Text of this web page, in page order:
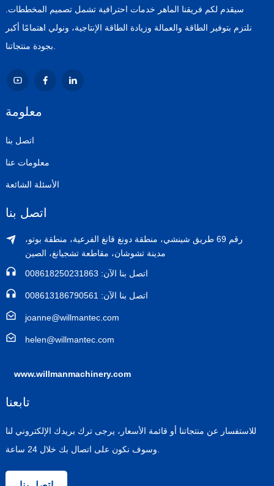
سيقدم لكم فريقنا الماهر خدمات احترافية تشمل تصميم المخططات.
نلتزم بتوفير الطاقة والعمالة وزيادة الطاقة الإنتاجية، ونولي اهتمامًا أكبر
معلومة
اتصل بنا
معلومات عنا
الأسئلة الشائعة
اتصل بنا
رقم 69 طريق شينشي، منطقة دونغ قانغ الفرعية، منطقة بوتو،
مدينة تشوشان، مقاطعة تشجيانغ، الصين
اتصل بنا الآن: 008618250231863
اتصل بنا الآن: 008613186790561
joanne@willmantec.com
helen@willmantec.com
www.willmanmachinery.com
تابعنا
للاستفسار عن منتجاتنا أو قائمة الأسعار، يرجى ترك بريدك الإلكتروني لنا